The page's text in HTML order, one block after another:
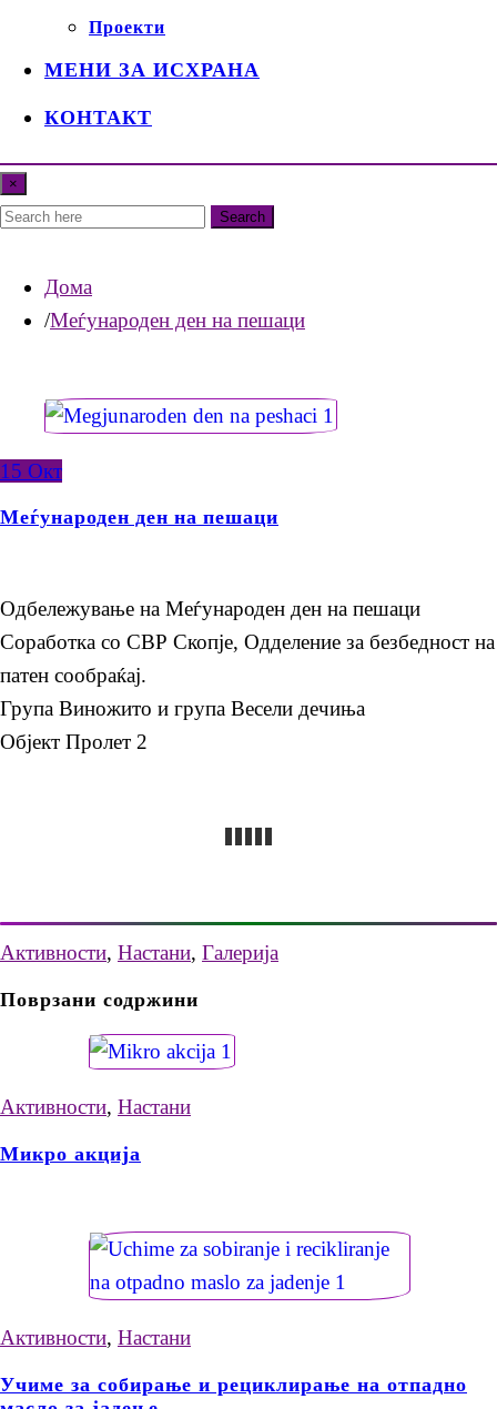
Проекти
МЕНИ ЗА ИСХРАНА
КОНТАКТ
×
Search
Дома
Меѓународен ден на пешаци
15 Окт
Меѓународен ден на пешаци
Одбележување на Меѓународен ден на пешаци
Соработка со СВР Скопје, Одделение за безбедност на
патен сообраќај.
Група Виножито и група Весели дечиња
Објект Пролет 2
Активности, Настани, Галерија
Поврзани содржини
Активности, Настани
Микро акција
Активности, Настани
Учиме за собирање и рециклирање на отпадно